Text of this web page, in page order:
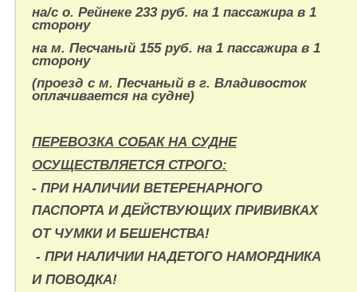
на/с о. Рейнеке 233 руб. на 1 пассажира в 1
сторону
на м. Песчаный 155 руб. на 1 пассажира в 1
сторону
(проезд с м. Песчаный в г. Владивосток
оплачивается на судне)
ПЕРЕВОЗКА СОБАК НА СУДНЕ
ОСУЩЕСТВЛЯЕТСЯ СТРОГО:
- ПРИ НАЛИЧИИ ВЕТЕРЕНАРНОГО
ПАСПОРТА ИДЕЙСТВУЮЩИХ ПРИВИВКАХ
ОТ ЧУМКИ И БЕШЕНСТВА!
- ПРИ НАЛИЧИИ НАДЕТОГО НАМОРДНИКА
И ПОВОДКА!